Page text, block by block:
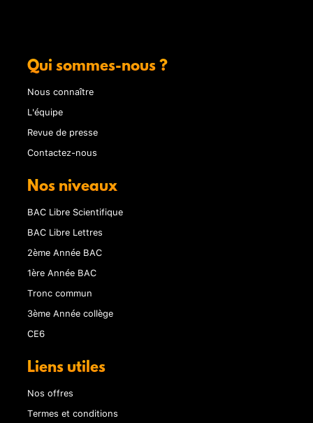
Qui sommes-nous ?
Nous connaître
L'équipe
Revue de presse
Contactez-nous
Nos niveaux
BAC Libre Scientifique
BAC Libre Lettres
2ème Année BAC
1ère Année BAC
Tronc commun
3ème Année collège
CE6
Liens utiles
Nos offres
Termes et conditions